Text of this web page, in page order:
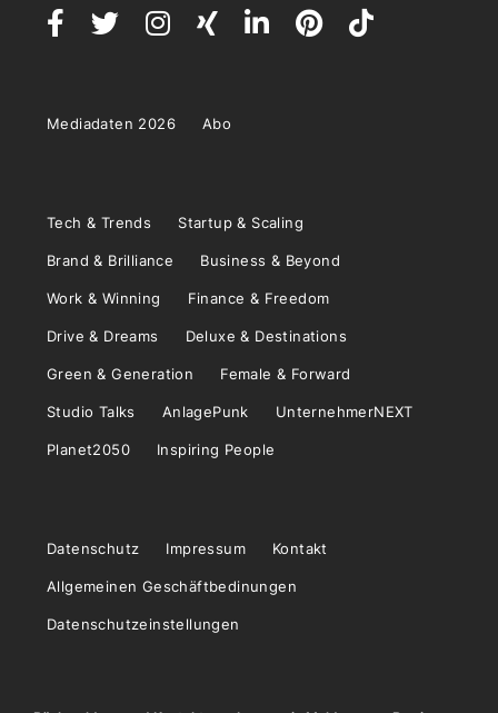
Mediadaten 2026 Abo
Tech & Trends Startup & Scaling
Brand & Brilliance Business & Beyond
Work & Winning Finance & Freedom
Drive & Dreams Deluxe & Destinations
Green & Generation Female & Forward
Studio Talks AnlagePunk UnternehmerNEXT
Planet2050 Inspiring People
Datenschutz Impressum Kontakt
Allgemeinen Geschäftbedinungen
Datenschutzeinstellungen